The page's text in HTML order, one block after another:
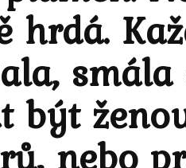
hrdá.
smála
být
nebo